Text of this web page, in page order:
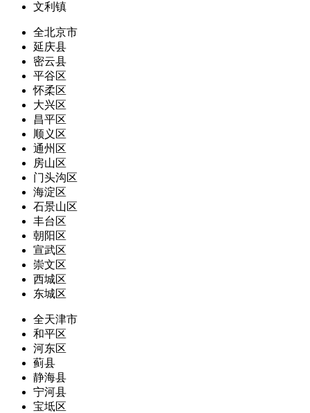
文利镇
全北京市
延庆县
密云县
平谷区
怀柔区
大兴区
昌平区
顺义区
通州区
房山区
门头沟区
海淀区
石景山区
丰台区
朝阳区
宣武区
崇文区
西城区
东城区
全天津市
和平区
河东区
蓟县
静海县
宁河县
宝坻区